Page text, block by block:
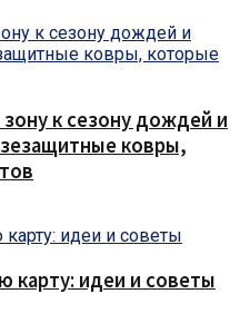
к сезону дождей и
ковры,
карту: идеи и советы